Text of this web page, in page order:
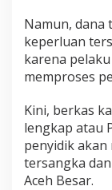
Namun, dana
keperluan
karena
memproses
Kini, berkas
lengkap atau
penyidik
tersangka
Aceh Besar.